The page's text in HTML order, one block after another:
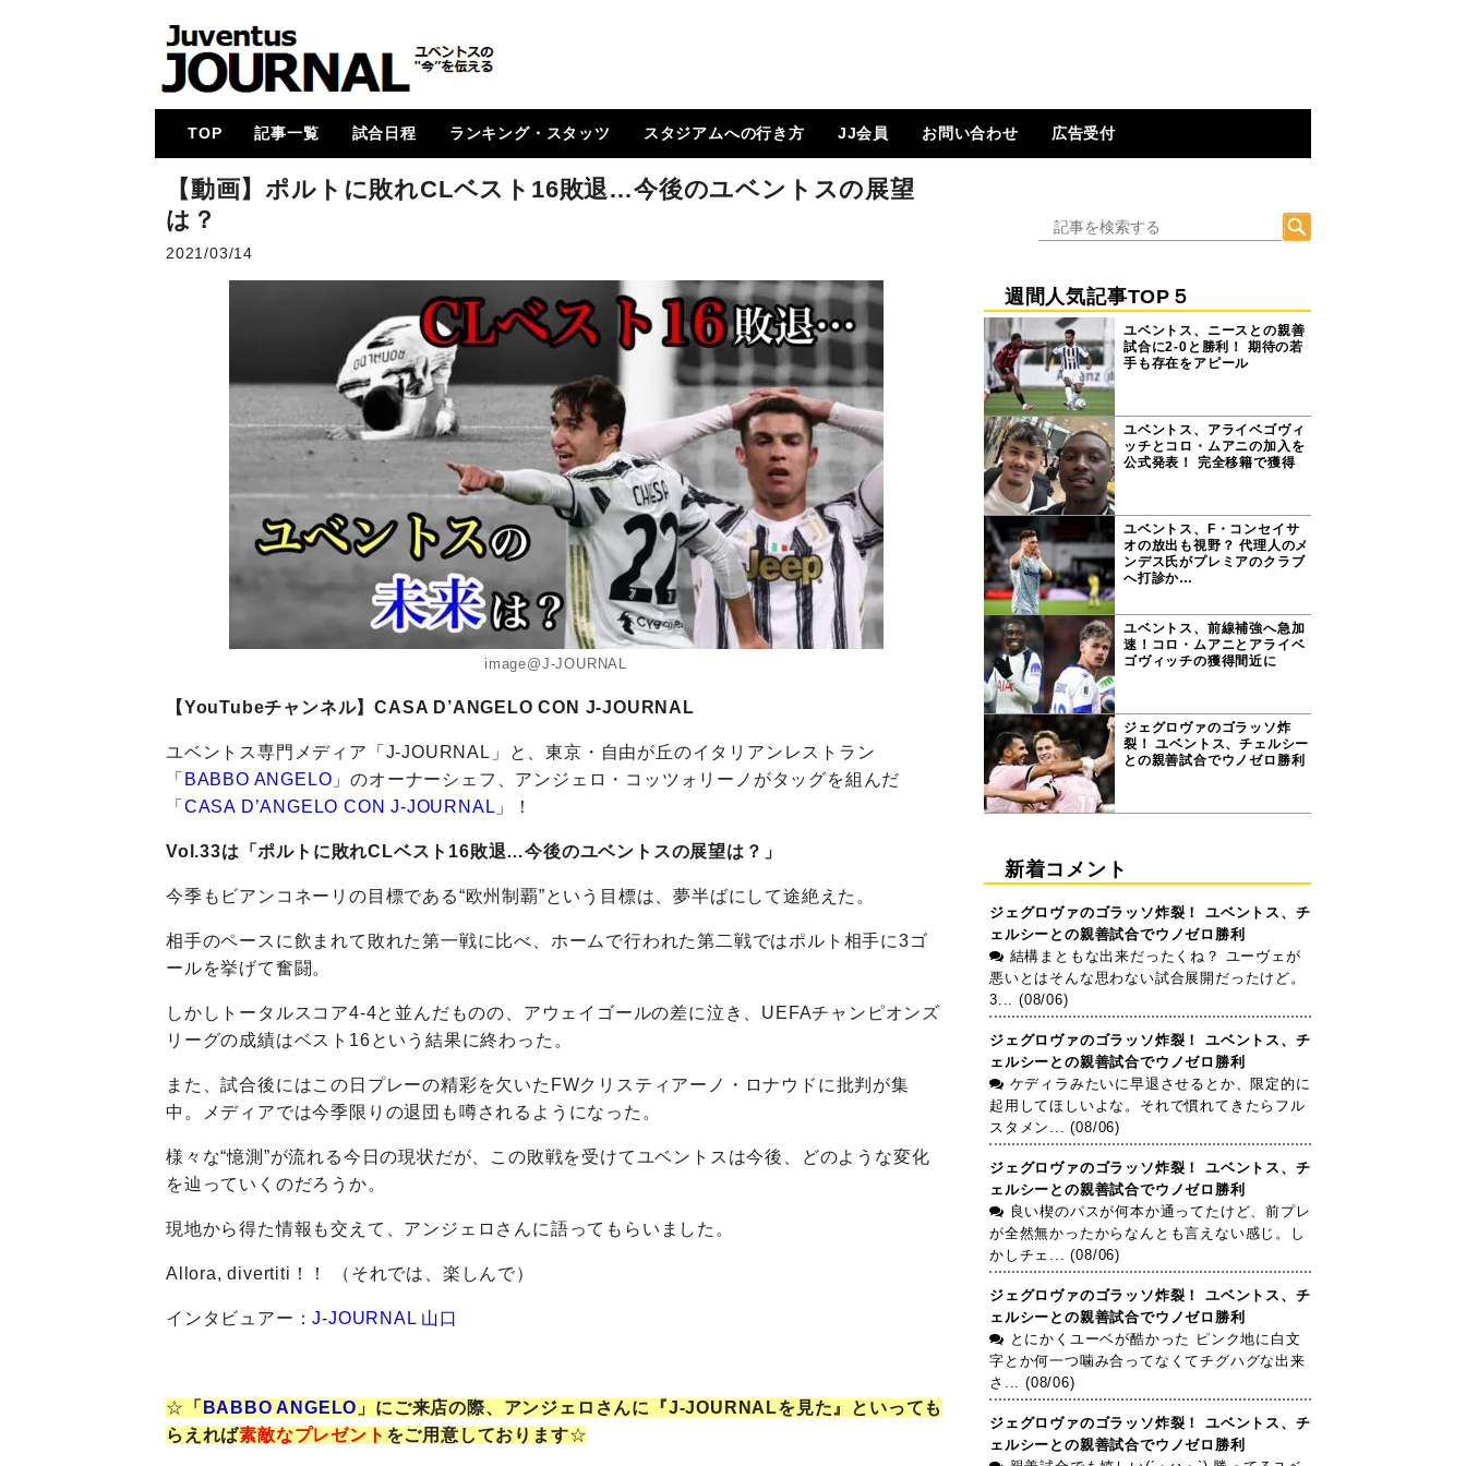
TOP 記事一覧
メイン
コラム
特集
メルカート
動画
試合レビュー
招集メンバー
UCL
U23・下部組織・
Women
カルチョ全般
試合日程
2017-18
2018-19
2019-20
2020-21
2021-22
2022-23
2023-24
2024-25
ランキング・スタッツ
各国順位表
次節 日程一覧
ゴールランキング
スタジアムへの行き方
はじめに
How To Go ?
JJ会員
JJ会員とは
ログイン
会員ページ
登録方法（図解）
お問い合わせ 広告受付
【動画】ポルトに敗れCLベスト16敗退…今後のユベントスの展望
は？
2021/03/14
image@J-JOURNAL
【YouTubeチャンネル】CASA D’ANGELO CON J-JOURNAL
ユベントス専門メディア「J-JOURNAL」と、東京・自由が丘のイタリアンレストラン
「 BABBO ANGELO 」のオーナーシェフ、アンジェロ・コッツォリーノがタッグを組んだ
「 CASA D’ANGELO CON J-JOURNAL 」！
Vol.33は「ポルトに敗れCLベスト16敗退…今後のユベントスの展望は？」
今季もビアンコネーリの目標である“欧州制覇”という目標は、夢半ばにして途絶えた。
相手のペースに飲まれて敗れた第一戦に比べ、ホームで行われた第二戦ではポルト相手に3ゴ
ールを挙げて奮闘。
しかしトータルスコア4-4と並んだものの、アウェイゴールの差に泣き、UEFAチャンピオンズ
リーグの成績はベスト16という結果に終わった。
また、試合後にはこの日プレーの精彩を欠いたFWクリスティアーノ・ロナウドに批判が集
中。メディアでは今季限りの退団も噂されるようになった。
様々な“憶測”が流れる今日の現状だが、この敗戦を受けてユベントスは今後、どのような変化
を辿っていくのだろうか。
現地から得た情報も交えて、アンジェロさんに語ってもらいました。
Allora, divertiti！！ （それでは、楽しんで）
インタビュアー：J-JOURNAL 山口
☆ 「 BABBO ANGELO 」にご来店の際、アンジェロさんに『J-JOURNALを見た』といっても
らえれば素敵なプレゼント をご用意しております☆
週間人気記事TOP５
ユベントス、ニースとの親善
試合に2-0と勝利！ 期待の若
手も存在をアピール
ユベントス、アライベゴヴィ
ッチとコロ・ムアニの加入を
公式発表！ 完全移籍で獲得
ユベントス、F・コンセイサ
オの放出も視野？ 代理人のメ
ンデス氏がプレミアのクラブ
へ打診か…
ユベントス、前線補強へ急加
速！コロ・ムアニとアライベ
ゴヴィッチの獲得間近に
ジェグロヴァのゴラッソ炸
裂！ ユベントス、チェルシー
との親善試合でウノゼロ勝利
新着コメント
ジェグロヴァのゴラッソ炸裂！ ユベントス、チ
ェルシーとの親善試合でウノゼロ勝利
結構まともな出来だったくね？ ユーヴェが
悪いとはそんな思わない試合展開だったけど。
3... (08/06)
ジェグロヴァのゴラッソ炸裂！ ユベントス、チ
ェルシーとの親善試合でウノゼロ勝利
ケディラみたいに早退させるとか、限定的に
起用してほしいよな。それで慣れてきたらフル
スタメン... (08/06)
ジェグロヴァのゴラッソ炸裂！ ユベントス、チ
ェルシーとの親善試合でウノゼロ勝利
良い楔のパスが何本か通ってたけど、前プレ
が全然無かったからなんとも言えない感じ。し
かしチェ... (08/06)
ジェグロヴァのゴラッソ炸裂！ ユベントス、チ
ェルシーとの親善試合でウノゼロ勝利
とにかくユーベが酷かった ピンク地に白文
字とか何一つ噛み合ってなくてチグハグな出来
さ... (08/06)
ジェグロヴァのゴラッソ炸裂！ ユベントス、チ
ェルシーとの親善試合でウノゼロ勝利